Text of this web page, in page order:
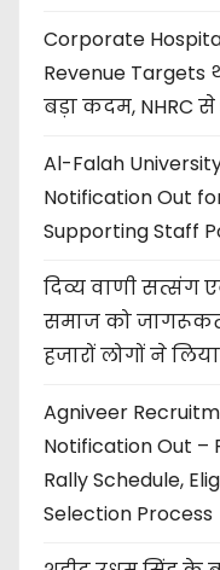
Corporate
Revenue
बड़ा कदम, NHRC
Al-Falah
Notification Out
Supporting Staff
दिव्य वाणी सत्संग
समाज को
हजारों लोगों ने
Agniveer
Notification Out –
Rally Schedule,
Selection Process